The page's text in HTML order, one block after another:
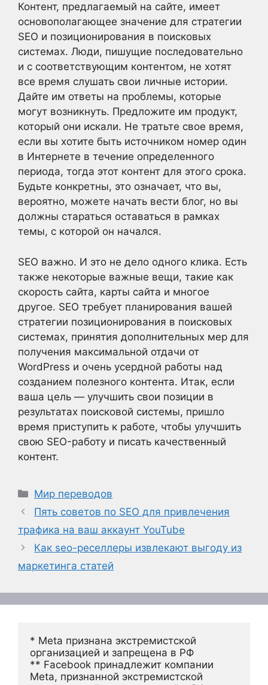
Контент, предлагаемый на сайте, имеет
основополагающее значение для стратегии
SEO и позиционирования в поисковых
системах. Люди, пишущие последовательно
и с соответствующим контентом, не хотят
все время слушать свои личные истории.
Дайте им ответы на проблемы, которые
могут возникнуть. Предложите им продукт,
который они искали. Не тратьте свое время,
если вы хотите быть источником номер один
в Интернете в течение определенного
периода, тогда этот контент для этого срока.
Будьте конкретны, это означает, что вы,
вероятно, можете начать вести блог, но вы
должны стараться оставаться в рамках
темы, с которой он начался.
SEO важно. И это не дело одного клика. Есть
также некоторые важные вещи, такие как
скорость сайта, карты сайта и многое
другое. SEO требует планирования вашей
стратегии позиционирования в поисковых
системах, принятия дополнительных мер для
получения максимальной отдачи от
WordPress и очень усердной работы над
созданием полезного контента. Итак, если
ваша цель — улучшить свои позиции в
результатах поисковой системы, пришло
время приступить к работе, чтобы улучшить
свою SEO-работу и писать качественный
контент.
Рубрики
Мир переводов
Пять советов по SEO для привлечения
трафика на ваш аккаунт YouTube
Как seo-реселлеры извлекают выгоду из
маркетинга статей
* Meta признана экстремистской
организацией и запрещена в РФ
** Facebook принадлежит компании
Meta, признанной экстремистской